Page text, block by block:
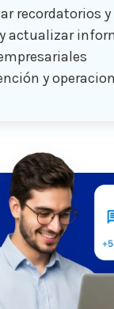
recordatorios y
actualizar
y